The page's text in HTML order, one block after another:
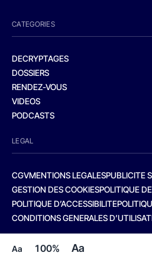
Aa 100% Aa
CATEGORIES
DECRYPTAGES
DOSSIERS
RENDEZ-VOUS
VIDEOS
PODCASTS
LEGAL
CGVMENTIONS LEGALESPUBLICITE
GESTION DES COOKIESPOLITIQUE
POLITIQUE D’ACCESSIBILITE
CONDITIONS GENERALES